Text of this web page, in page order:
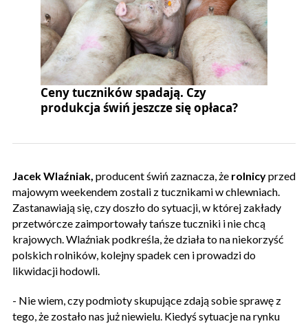
Ceny tuczników spadają. Czy
produkcja świń jeszcze się opłaca?
Jacek Wlaźniak, producent świń zaznacza, że rolnicyprzed
majowym weekendem zostali z tucznikami w chlewniach.
Zastanawiają się, czy doszło do sytuacji, w której zakłady
przetwórcze zaimportowały tańsze tuczniki i nie chcą
krajowych. Wlaźniak podkreśla, że działa to na niekorzyść
polskich rolników, kolejny spadek cen i prowadzi do
likwidacji hodowli.
- Nie wiem, czy podmioty skupujące zdają sobie sprawę z
tego, że zostało nas już niewielu. Kiedyś sytuacje na rynku